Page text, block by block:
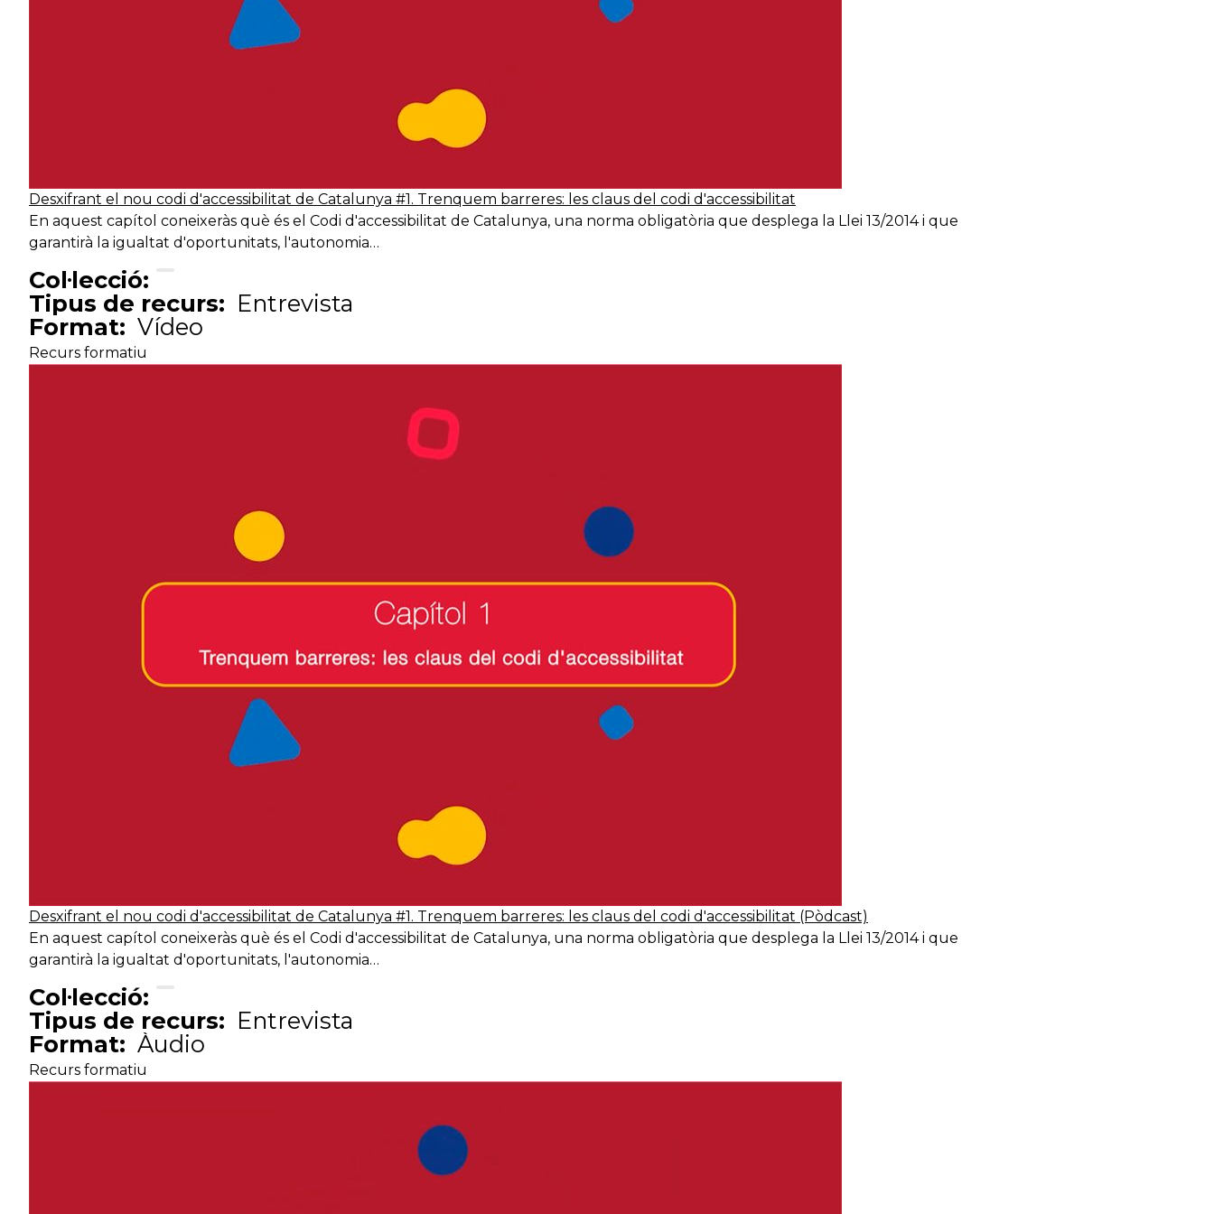
Desxifrant el nou codi d'accessibilitat de Catalunya #1. Trenquem barreres: les claus del codi d'accessibilitat
En aquest capítol coneixeràs què és el Codi d'accessibilitat de Catalunya, una norma obligatòria que desplega la Llei 13/2014 i que
garantirà la igualtat d'oportunitats, l'autonomia…
Col·lecció:
Tipus de recurs: Entrevista
Format: Vídeo
Recurs formatiu
Desxifrant el nou codi d'accessibilitat de Catalunya #1. Trenquem barreres: les claus del codi d'accessibilitat (Pòdcast)
En aquest capítol coneixeràs què és el Codi d'accessibilitat de Catalunya, una norma obligatòria que desplega la Llei 13/2014 i que
garantirà la igualtat d'oportunitats, l'autonomia…
Col·lecció:
Tipus de recurs: Entrevista
Format: Àudio
Recurs formatiu